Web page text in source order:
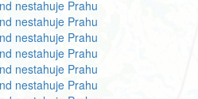
nestahuje Prahu
nestahuje Prahu
nestahuje Prahu
nestahuje Prahu
nestahuje Prahu
nestahuje Prahu